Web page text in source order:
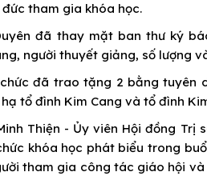
tham gia khóa học.
đã thay mặt ban thư ký
người thuyết giảng, số lượng
đã trao tặng 2 bằng tuyên
tổ đình Kim Cang và tổ đình
Thiện - Ủy viên Hội đồng Trị
khóa học phát biểu trong
tham gia công tác giáo hội